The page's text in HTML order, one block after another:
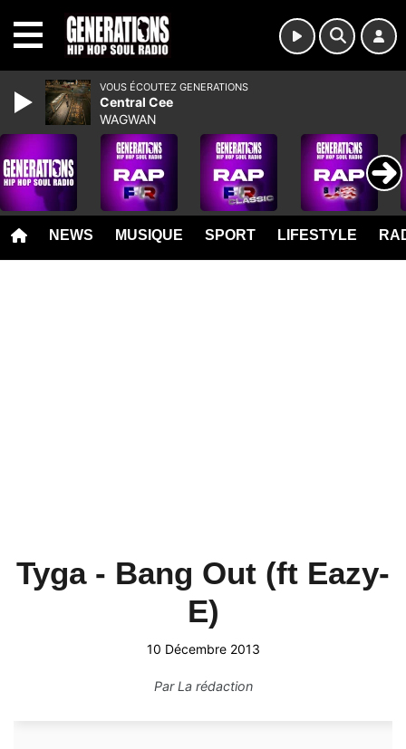
NEWS MUSIQUE SPORT LIFESTYLE
Tyga - Bang Out (ft Eazy-
E)
10 Décembre 2013
ParLa rédaction
VOUS ÉCOUTEZ GENERATIONS
Central Cee
WAGWAN